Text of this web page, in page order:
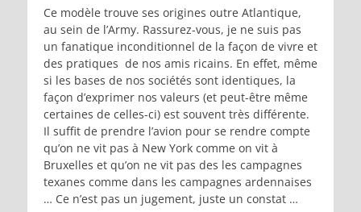
Ce modèle trouve ses origines outre Atlantique,
au sein de l’Army. Rassurez-vous, je ne suis pas
un fanatique inconditionnel de la façon de vivre et
des pratiques de nos amis ricains. En effet, même
si les bases de nos sociétés sont identiques, la
façon d’exprimer nos valeurs (et peut-être même
certaines de celles-ci) est souvent très différente.
Il suffit de prendre l’avion pour se rendre compte
qu’on ne vit pas à New York comme on vit à
Bruxelles et qu’on ne vit pas des les campagnes
texanes comme dans les campagnes ardennaises
… Ce n’est pas un jugement, juste un constat …